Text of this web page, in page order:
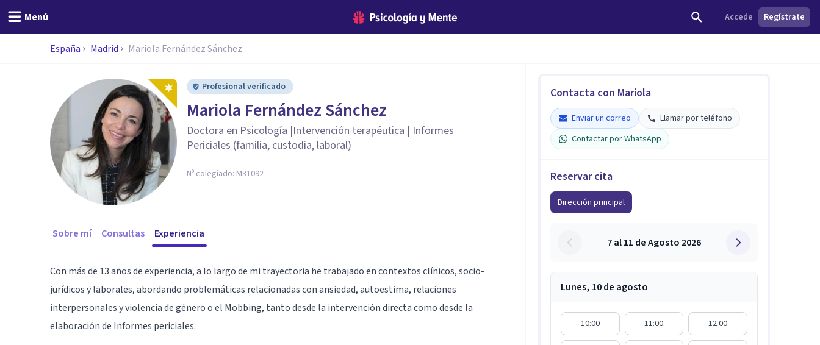
Menú Accede Regístrate
España Madrid Mariola Fernández Sánchez
Profesional verificado
Mariola Fernández Sánchez
Doctora en Psicología |Intervención terapéutica | Informes
Periciales (familia, custodia, laboral)
Nº colegiado: M31092
Sobre mí Consultas Experiencia
Con más de 13 años de experiencia, a lo largo de mi trayectoria he trabajado en contextos clínicos, socio-
jurídicos y laborales, abordando problemáticas relacionadas con ansiedad, autoestima, relaciones
interpersonales y violencia de género o el Mobbing, tanto desde la intervención directa como desde la
elaboración de Informes periciales.
Contacta con Mariola
Enviar un correo
Llamar por teléfono
Contactar por WhatsApp
Reservar cita
Dirección principal
7 al 11 de Agosto 2026
Lunes, 10 de agosto
10:00 11:00 12:00